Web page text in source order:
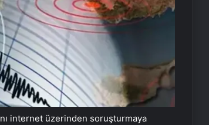
internet üzerinden soruşturmaya